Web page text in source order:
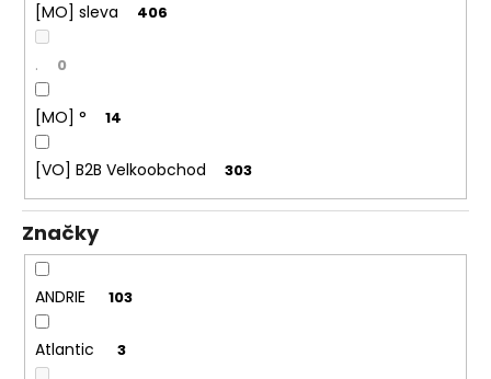
[MO] sleva 406
. 0
[MO] ° 14
[VO] B2B Velkoobchod 303
Značky
ANDRIE 103
Atlantic 3